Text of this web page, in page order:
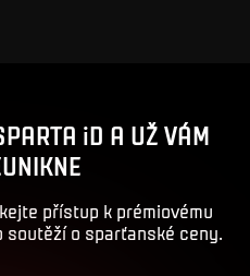
iD A UŽ VÁM
přístup k prémiovému
soutěží o sparťanské ceny.